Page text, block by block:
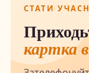
СТАТИ
картка